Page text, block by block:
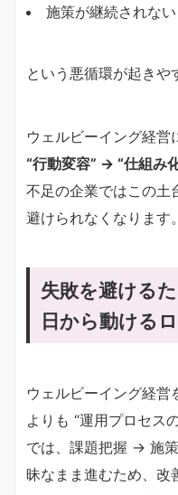
施策が継続されない
という悪循環が起きや
ウェルビーイング経営
“行動変容” → “仕組み
不足の企業ではこの土
避けられなくなります。
失敗を避ける
日から動ける
ウェルビーイング経営
よりも “運用プロセス
では、課題把握 → 施
昧なまま進むため、改